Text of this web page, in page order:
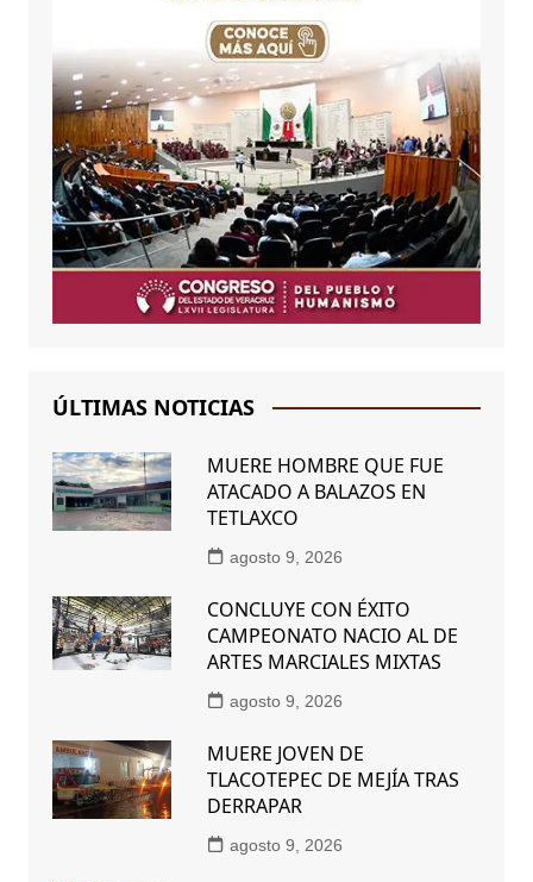
ÚLTIMAS NOTICIAS
MUERE HOMBRE QUE FUE
ATACADO A BALAZOS EN
TETLAXCO
agosto 9, 2026
CONCLUYE CON ÉXITO
CAMPEONATO NACIO AL DE
ARTES MARCIALES MIXTAS
agosto 9, 2026
MUERE JOVEN DE
TLACOTEPEC DE MEJÍA TRAS
DERRAPAR
agosto 9, 2026